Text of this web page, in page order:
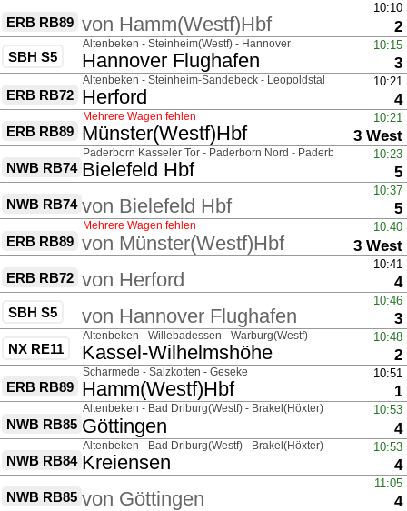
ERB RB89 von
Hamm(Westf)Hbf
10:10
2
SBH S5 nach
Hannover Flughafen
10:15
3
über
Altenbeken - Steinheim(Westf) - Hannover
ERB RB72 nach
Herford
10:21
4
über
Altenbeken - Steinheim-Sandebeck - Leopoldstal
ERB RB89 nach
Münster(Westf)Hbf
10:21
Gleis
3 West
Mehrere Wagen fehlen
NWB RB74 nach
Bielefeld Hbf
10:23
5
über
Paderborn Kasseler Tor - Paderborn Nord - Paderborn-Schloss
NWB RB74 von
Bielefeld Hbf
10:37
5
ERB RB89 von
Münster(Westf)Hbf
10:40
Gleis
3 West
Mehrere Wagen fehlen
ERB RB72 von
Herford
10:41
4
SBH S5 von
Hannover Flughafen
10:46
3
NX RE11 nach
Kassel-Wilhelmshöhe
10:48
2
über
Altenbeken - Willebadessen - Warburg(Westf)
ERB RB89 nach
Hamm(Westf)Hbf
10:51
1
über
Scharmede - Salzkotten - Geseke
NWB RB85 nach
Göttingen
10:53
4
über
Altenbeken - Bad Driburg(Westf) - Brakel(Höxter)
NWB RB84 nach
Kreiensen
10:53
4
über
Altenbeken - Bad Driburg(Westf) - Brakel(Höxter)
NWB RB85 von
Göttingen
11:05
4